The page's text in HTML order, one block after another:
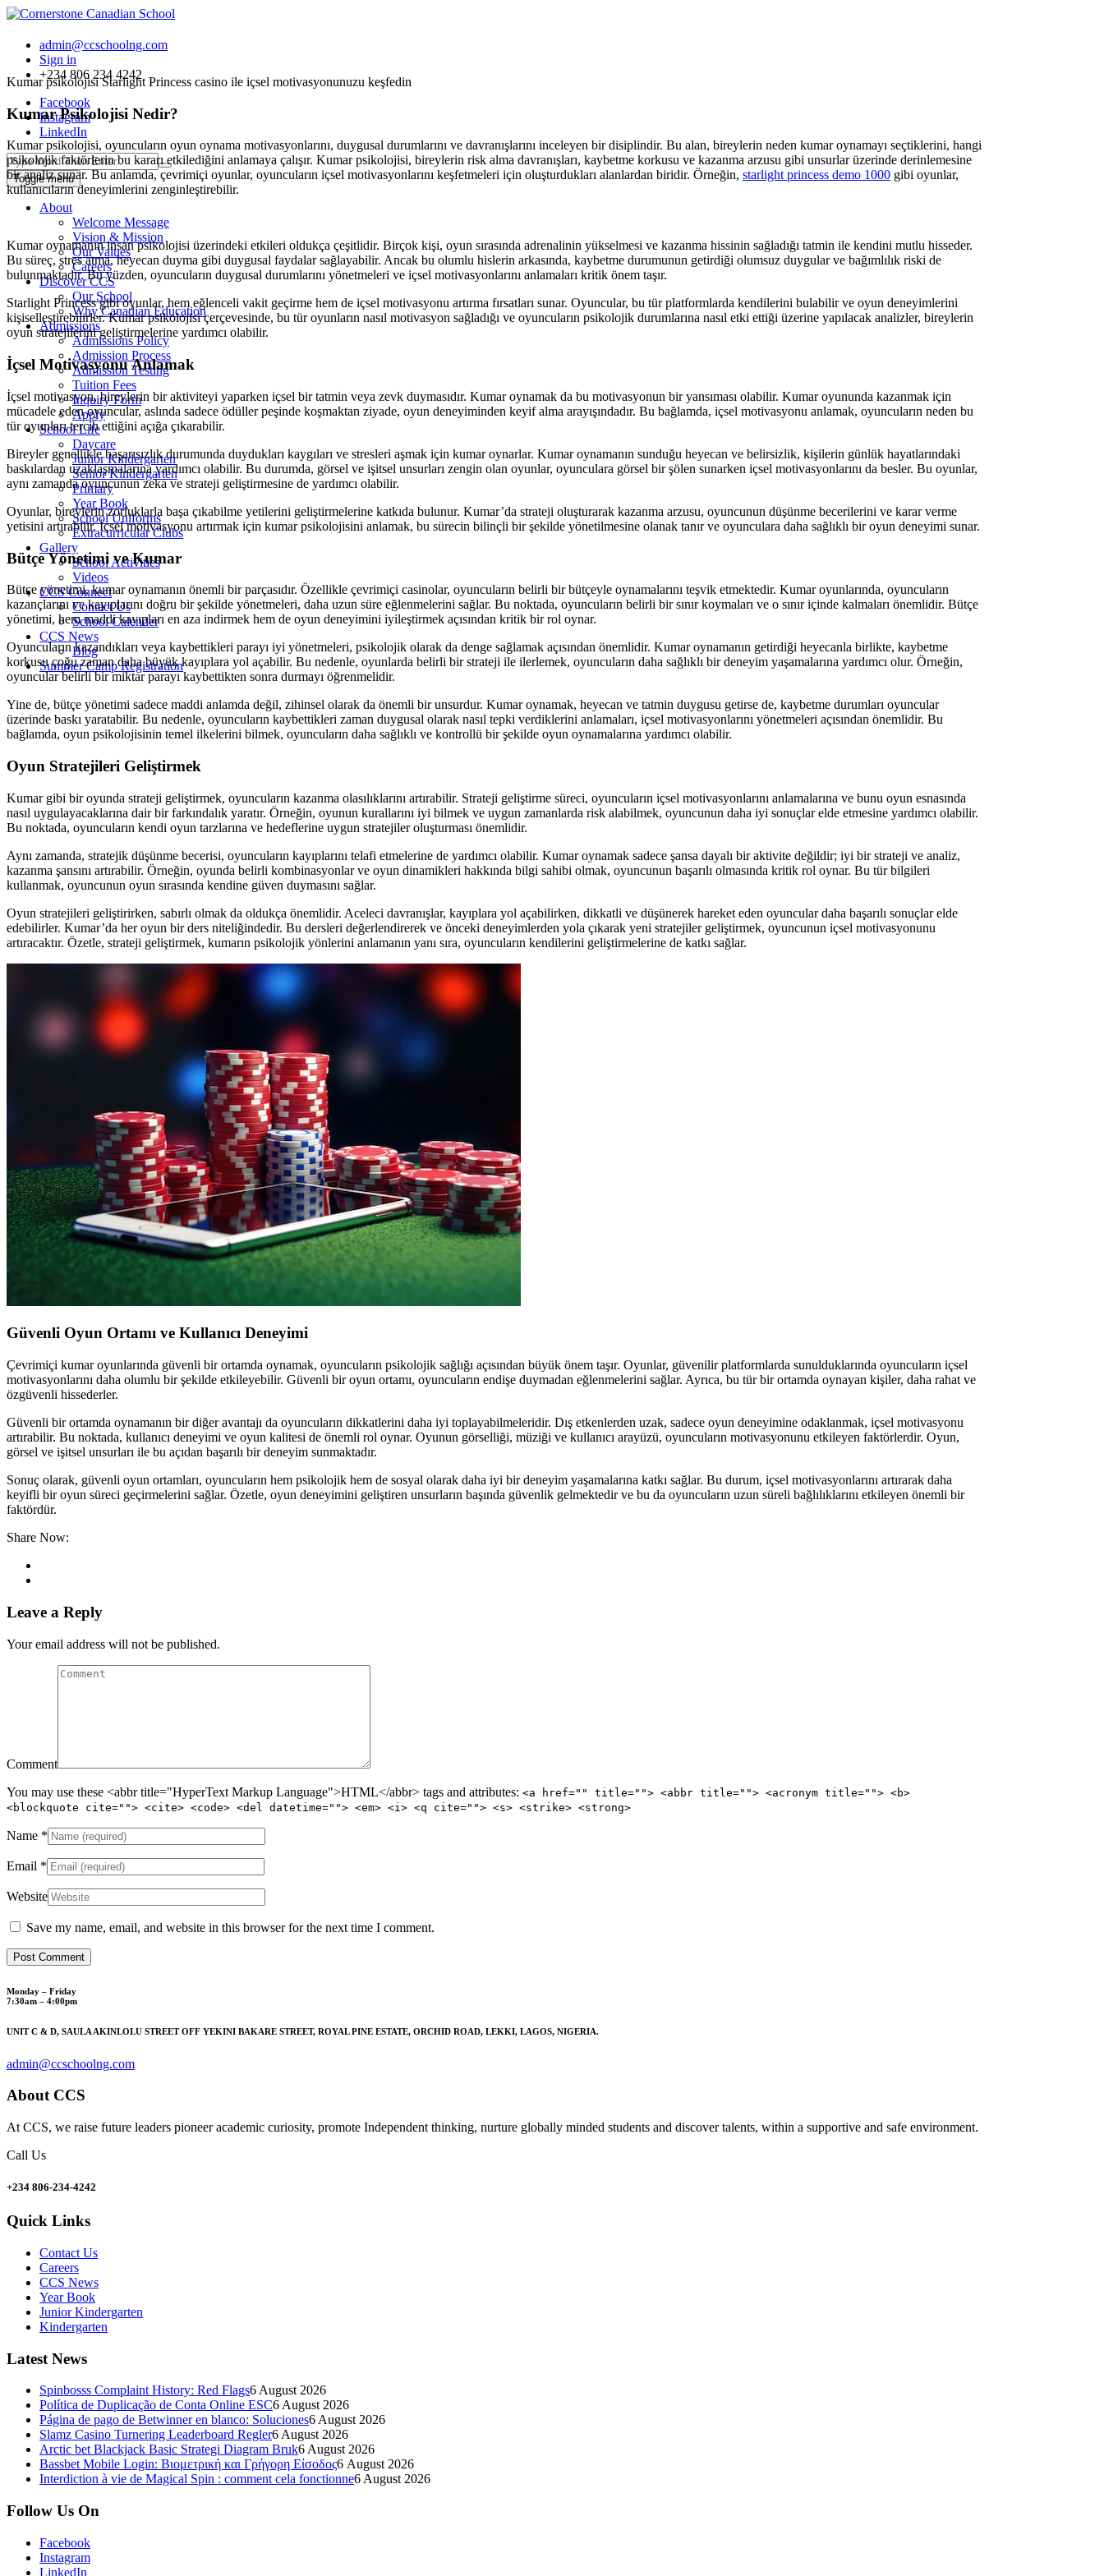
admin@ccschoolng.com
Sign in
+234 806 234 4242
Facebook
Instagram
LinkedIn
Toggle menu
About
Welcome Message
Vision & Mission
Our Values
Careers
Discover CCS
Our School
Why Canadian Education
Admissions
Admissions Policy
Admission Process
Admission Testing
Tuition Fees
Inquiry Form
Apply
School Life
Daycare
Junior Kindergarten
Senior Kindergarten
Primary
Year Book
School Uniforms
Extracurricular Clubs
Gallery
School Activities
Videos
CCS Connect
Contact Us
School Calender
CCS News
Blog
Summer Camp Registration
Kumar psikolojisi Starlight Princess casino ile içsel motivasyonunuzu keşfedin
Kumar Psikolojisi Nedir?
Kumar psikolojisi, oyuncuların oyun oynama motivasyonlarını, duygusal durumlarını ve davranışlarını inceleyen bir disiplindir. Bu alan, bireylerin neden kumar oynamayı seçtiklerini, hangi
psikolojik faktörlerin bu kararı etkilediğini anlamaya çalışır. Kumar psikolojisi, bireylerin risk alma davranışları, kaybetme korkusu ve kazanma arzusu gibi unsurlar üzerinde derinlemesine
bir analiz sunar. Bu anlamda, çevrimiçi oyunlar, oyuncuların içsel motivasyonlarını keşfetmeleri için oluşturdukları alanlardan biridir. Örneğin, starlight princess demo 1000 gibi oyunlar,
kullanıcıların deneyimlerini zenginleştirebilir.
Kumar oynamanın insan psikolojisi üzerindeki etkileri oldukça çeşitlidir. Birçok kişi, oyun sırasında adrenalinin yükselmesi ve kazanma hissinin sağladığı tatmin ile kendini mutlu hisseder.
Bu süreç, stres atma, heyecan duyma gibi duygusal faydalar sağlayabilir. Ancak bu olumlu hislerin arkasında, kaybetme durumunun getirdiği olumsuz duygular ve bağımlılık riski de
bulunmaktadır. Bu yüzden, oyuncuların duygusal durumlarını yönetmeleri ve içsel motivasyonlarını anlamaları kritik önem taşır.
Starlight Princess gibi oyunlar, hem eğlenceli vakit geçirme hem de içsel motivasyonu artırma fırsatları sunar. Oyuncular, bu tür platformlarda kendilerini bulabilir ve oyun deneyimlerini
kişiselleştirebilirler. Kumar psikolojisi çerçevesinde, bu tür oyunların nasıl motivasyon sağladığı ve oyuncuların psikolojik durumlarına nasıl etki ettiği üzerine yapılacak analizler, bireylerin
oyun stratejilerini geliştirmelerine yardımcı olabilir.
İçsel Motivasyonu Anlamak
İçsel motivasyon, bireylerin bir aktiviteyi yaparken içsel bir tatmin veya zevk duymasıdır. Kumar oynamak da bu motivasyonun bir yansıması olabilir. Kumar oyununda kazanmak için
mücadele eden oyuncular, aslında sadece ödüller peşinde koşmaktan ziyade, oyun deneyiminden keyif alma arayışındadır. Bu bağlamda, içsel motivasyonu anlamak, oyuncuların neden bu
tür oyunları tercih ettiğini açığa çıkarabilir.
Bireyler genellikle başarısızlık durumunda duydukları kaygıları ve stresleri aşmak için kumar oynarlar. Kumar oynamanın sunduğu heyecan ve belirsizlik, kişilerin günlük hayatlarındaki
baskılardan uzaklaşmalarına yardımcı olabilir. Bu durumda, görsel ve işitsel unsurları zengin olan oyunlar, oyunculara görsel bir şölen sunarken içsel motivasyonlarını da besler. Bu oyunlar,
aynı zamanda oyuncunun zeka ve strateji geliştirmesine de yardımcı olabilir.
Oyunlar, bireylerin zorluklarla başa çıkabilme yetilerini geliştirmelerine katkıda bulunur. Kumar’da strateji oluşturarak kazanma arzusu, oyuncunun düşünme becerilerini ve karar verme
yetisini artırabilir. İçsel motivasyonu artırmak için kumar psikolojisini anlamak, bu sürecin bilinçli bir şekilde yönetilmesine olanak tanır ve oyunculara daha sağlıklı bir oyun deneyimi sunar.
Bütçe Yönetimi ve Kumar
Bütçe yönetimi, kumar oynamanın önemli bir parçasıdır. Özellikle çevrimiçi casinolar, oyuncuların belirli bir bütçeyle oynamalarını teşvik etmektedir. Kumar oyunlarında, oyuncuların
kazançlarını ve kayıplarını doğru bir şekilde yönetmeleri, daha uzun süre eğlenmelerini sağlar. Bu noktada, oyuncuların belirli bir sınır koymaları ve o sınır içinde kalmaları önemlidir. Bütçe
yönetimi, hem maddi kayıpları en aza indirmek hem de oyun deneyimini iyileştirmek açısından kritik bir rol oynar.
Oyuncuların kazandıkları veya kaybettikleri parayı iyi yönetmeleri, psikolojik olarak da denge sağlamak açısından önemlidir. Kumar oynamanın getirdiği heyecanla birlikte, kaybetme
korkusu çoğu zaman daha büyük kayıplara yol açabilir. Bu nedenle, oyunlarda belirli bir strateji ile ilerlemek, oyuncuların daha sağlıklı bir deneyim yaşamalarına yardımcı olur. Örneğin,
oyuncular belirli bir miktar parayı kaybettikten sonra durmayı öğrenmelidir.
Yine de, bütçe yönetimi sadece maddi anlamda değil, zihinsel olarak da önemli bir unsurdur. Kumar oynamak, heyecan ve tatmin duygusu getirse de, kaybetme durumları oyuncular
üzerinde baskı yaratabilir. Bu nedenle, oyuncuların kaybettikleri zaman duygusal olarak nasıl tepki verdiklerini anlamaları, içsel motivasyonlarını yönetmeleri açısından önemlidir. Bu
bağlamda, oyun psikolojisinin temel ilkelerini bilmek, oyuncuların daha sağlıklı ve kontrollü bir şekilde oyun oynamalarına yardımcı olabilir.
Oyun Stratejileri Geliştirmek
Kumar gibi bir oyunda strateji geliştirmek, oyuncuların kazanma olasılıklarını artırabilir. Strateji geliştirme süreci, oyuncuların içsel motivasyonlarını anlamalarına ve bunu oyun esnasında
nasıl uygulayacaklarına dair bir farkındalık yaratır. Örneğin, oyunun kurallarını iyi bilmek ve uygun zamanlarda risk alabilmek, oyuncunun daha iyi sonuçlar elde etmesine yardımcı olabilir.
Bu noktada, oyuncuların kendi oyun tarzlarına ve hedeflerine uygun stratejiler oluşturması önemlidir.
Aynı zamanda, stratejik düşünme becerisi, oyuncuların kayıplarını telafi etmelerine de yardımcı olabilir. Kumar oynamak sadece şansa dayalı bir aktivite değildir; iyi bir strateji ve analiz,
kazanma şansını artırabilir. Örneğin, oyunda belirli kombinasyonlar ve oyun dinamikleri hakkında bilgi sahibi olmak, oyuncunun başarılı olmasında kritik rol oynar. Bu tür bilgileri
kullanmak, oyuncunun oyun sırasında kendine güven duymasını sağlar.
Oyun stratejileri geliştirirken, sabırlı olmak da oldukça önemlidir. Aceleci davranışlar, kayıplara yol açabilirken, dikkatli ve düşünerek hareket eden oyuncular daha başarılı sonuçlar elde
edebilirler. Kumar’da her oyun bir ders niteliğindedir. Bu dersleri değerlendirerek ve önceki deneyimlerden yola çıkarak yeni stratejiler geliştirmek, oyuncunun içsel motivasyonunu
artıracaktır. Özetle, strateji geliştirmek, kumarın psikolojik yönlerini anlamanın yanı sıra, oyuncuların kendilerini geliştirmelerine de katkı sağlar.
Güvenli Oyun Ortamı ve Kullanıcı Deneyimi
Çevrimiçi kumar oyunlarında güvenli bir ortamda oynamak, oyuncuların psikolojik sağlığı açısından büyük önem taşır. Oyunlar, güvenilir platformlarda sunulduklarında oyuncuların içsel
motivasyonlarını daha olumlu bir şekilde etkileyebilir. Güvenli bir oyun ortamı, oyuncuların endişe duymadan eğlenmelerini sağlar. Ayrıca, bu tür bir ortamda oynayan kişiler, daha rahat ve
özgüvenli hissederler.
Güvenli bir ortamda oynamanın bir diğer avantajı da oyuncuların dikkatlerini daha iyi toplayabilmeleridir. Dış etkenlerden uzak, sadece oyun deneyimine odaklanmak, içsel motivasyonu
artırabilir. Bu noktada, kullanıcı deneyimi ve oyun kalitesi de önemli rol oynar. Oyunun görselliği, müziği ve kullanıcı arayüzü, oyuncuların motivasyonunu etkileyen faktörlerdir. Oyun,
görsel ve işitsel unsurları ile bu açıdan başarılı bir deneyim sunmaktadır.
Sonuç olarak, güvenli oyun ortamları, oyuncuların hem psikolojik hem de sosyal olarak daha iyi bir deneyim yaşamalarına katkı sağlar. Bu durum, içsel motivasyonlarını artırarak daha
keyifli bir oyun süreci geçirmelerini sağlar. Özetle, oyun deneyimini geliştiren unsurların başında güvenlik gelmektedir ve bu da oyuncuların uzun süreli bağlılıklarını etkileyen önemli bir
faktördür.
Share Now:
Leave a Reply
Your email address will not be published.
Comment
You may use these <abbr title="HyperText Markup Language">HTML</abbr> tags and attributes: <a href="" title=""> <abbr title=""> <acronym title=""> <b>
<blockquote cite=""> <cite> <code> <del datetime=""> <em> <i> <q cite=""> <s> <strike> <strong>
Name *
Email *
Website
Save my name, email, and website in this browser for the next time I comment.
Monday – Friday
7:30am – 4:00pm
UNIT C & D, SAULA AKINLOLU STREET OFF YEKINI BAKARE STREET, ROYAL PINE ESTATE, ORCHID ROAD, LEKKI, LAGOS, NIGERIA.
admin@ccschoolng.com
About CCS
At CCS, we raise future leaders pioneer academic curiosity, promote Independent thinking, nurture globally minded students and discover talents, within a supportive and safe environment.
Call Us
+234 806-234-4242
Quick Links
Contact Us
Careers
CCS News
Year Book
Junior Kindergarten
Kindergarten
Latest News
Spinbosss Complaint History: Red Flags6 August 2026
Política de Duplicação de Conta Online ESC6 August 2026
Página de pago de Betwinner en blanco: Soluciones6 August 2026
Slamz Casino Turnering Leaderboard Regler6 August 2026
Arctic bet Blackjack Basic Strategi Diagram Bruk6 August 2026
Bassbet Mobile Login: Βιομετρική και Γρήγορη Είσοδος6 August 2026
Interdiction à vie de Magical Spin : comment cela fonctionne6 August 2026
Follow Us On
Facebook
Instagram
LinkedIn